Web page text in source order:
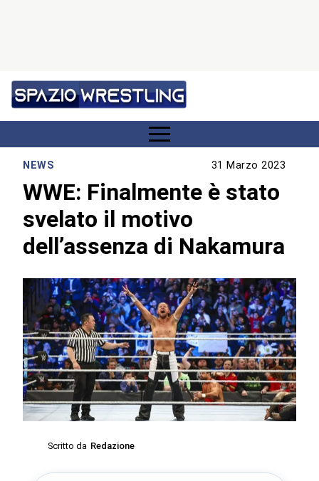
NEWS 31 Marzo 2023
WWE: Finalmente è stato
svelato il motivo
dell’assenza di Nakamura
Scritto da Redazione